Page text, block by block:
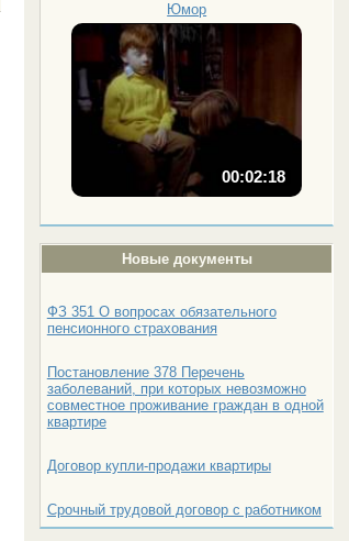
Юмор
00:02:18
Новые документы
ФЗ 351 О вопросах обязательного
пенсионного страхования
Постановление 378 Перечень
заболеваний, при которых невозможно
совместное проживание граждан в одной
квартире
Договор купли-продажи квартиры
Срочный трудовой договор с работником